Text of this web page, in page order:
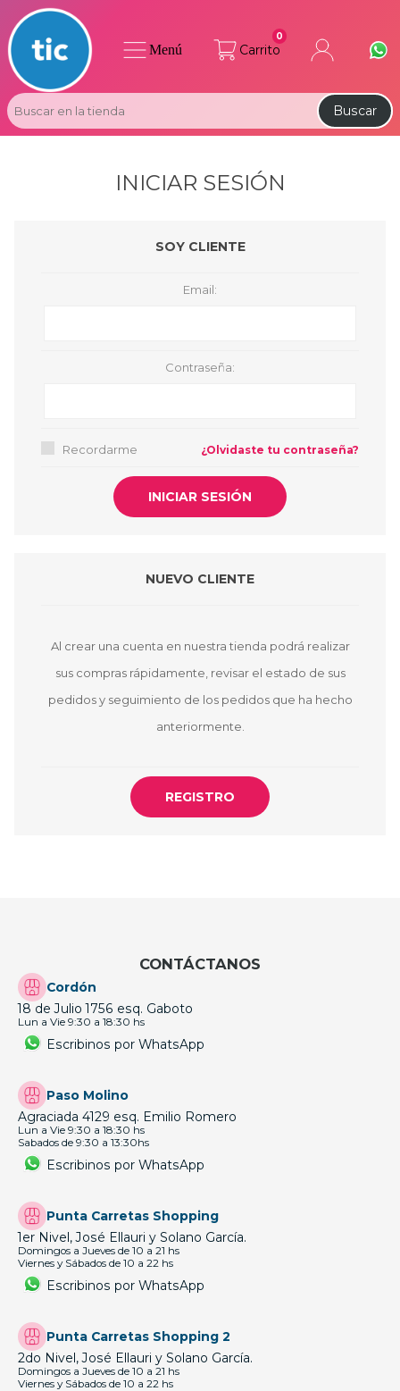
Carrito
0
Buscar
Menú
INICIAR SESIÓN
SOY CLIENTE
Email:
Contraseña:
Recordarme ¿Olvidaste tu contraseña?
NUEVO CLIENTE
Al crear una cuenta en nuestra tienda podrá realizar
sus compras rápidamente, revisar el estado de sus
pedidos y seguimiento de los pedidos que ha hecho
anteriormente.
CONTÁCTANOS
Cordón
18 de Julio 1756 esq. Gaboto
Lun a Vie 9:30 a 18:30 hs
Escribinos por WhatsApp
Paso Molino
Agraciada 4129 esq. Emilio Romero
Lun a Vie 9:30 a 18:30 hs
Sabados de 9:30 a 13:30hs
Escribinos por WhatsApp
Punta Carretas Shopping
1er Nivel, José Ellauri y Solano García.
Domingos a Jueves de 10 a 21 hs
Viernes y Sábados de 10 a 22 hs
Escribinos por WhatsApp
Punta Carretas Shopping 2
2do Nivel, José Ellauri y Solano García.
Domingos a Jueves de 10 a 21 hs
Viernes y Sábados de 10 a 22 hs